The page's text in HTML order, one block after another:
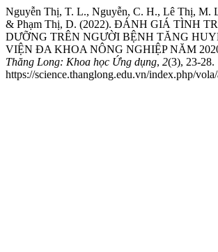
Nguyễn Thị, T. L., Nguyễn, C. H., Lê Thị, M.
& Phạm Thị, D. (2022). ĐÁNH GIÁ TÌNH
DƯỠNG TRÊN NGƯỜI BỆNH TĂNG
VIỆN ĐA KHOA NÔNG NGHIỆP NĂM
Thăng Long: Khoa học Ứng dụng, 2(3), 23-28.
https://science.thanglong.edu.vn/index.php/